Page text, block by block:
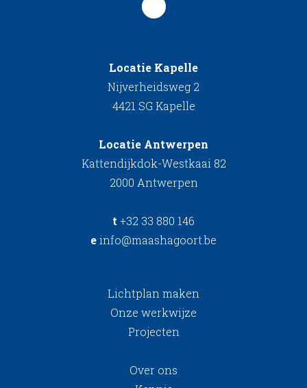
Locatie Kapelle
Nijverheidsweg 2
4421 SG Kapelle
Locatie Antwerpen
Kattendijkdok-Westkaai 82
2000 Antwerpen
t +32 33 880 146
einfo@maashagoort.be
Lichtplan maken
Onze werkwijze
Projecten
Over ons